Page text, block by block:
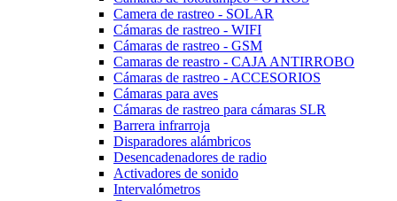
Camera de rastreo - SOLAR
Cámaras de rastreo - WIFI
Cámaras de rastreo - GSM
Camaras de reastro - CAJA ANTIRROBO
Cámaras de rastreo - ACCESORIOS
Cámaras para aves
Cámaras de rastreo para cámaras SLR
Barrera infrarroja
Disparadores alámbricos
Desencadenadores de radio
Activadores de sonido
Intervalómetros